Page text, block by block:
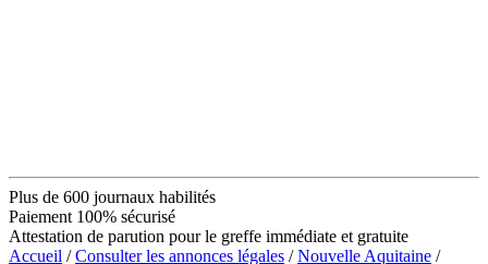
Plus de 600 journaux habilités
Paiement 100% sécurisé
Attestation de parution pour le greffe immédiate et gratuite
Accueil /Consulter les annonces légales /Nouvelle Aquitaine /